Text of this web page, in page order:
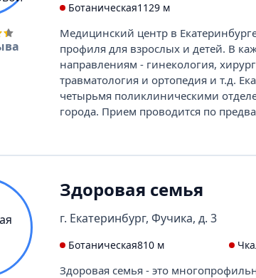
Ботаническая1129 м
Медицинский центр в
профиля для взрослых и детей. В
направлениям - гинекология,
травматология и ортопедия и т.д.
четырьмя поликлиническими
города. Прием проводится по
Здоровая семья
г. Екатеринбург, Фучика, д. 3
Ботаническая810 м
Здоровая семья - это